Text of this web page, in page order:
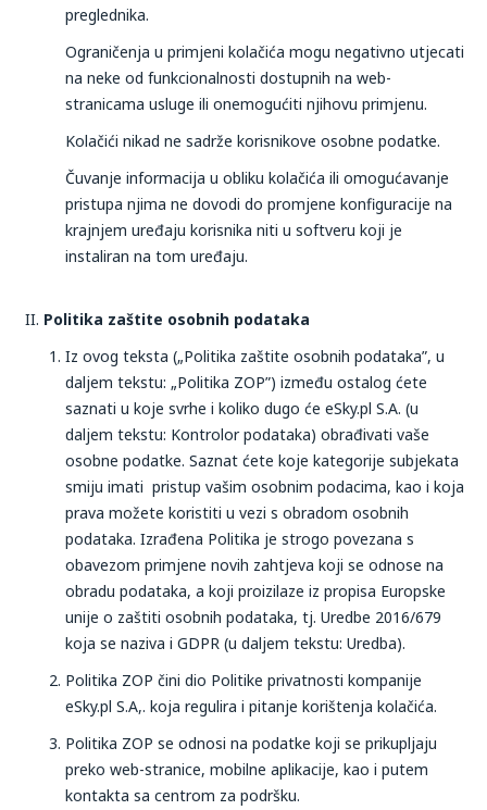
preglednika.
Ograničenja u primjeni kolačića mogu negativno utjecati
na neke od funkcionalnosti dostupnih na web-
stranicama usluge ili onemogućiti njihovu primjenu.
Kolačići nikad ne sadrže korisnikove osobne podatke.
Čuvanje informacija u obliku kolačića ili omogućavanje
pristupa njima ne dovodi do promjene konfiguracije na
krajnjem uređaju korisnika niti u softveru koji je
instaliran na tom uređaju.
Politika zaštite osobnih podataka​
Iz ovog teksta („Politika zaštite osobnih podataka”, u
daljem tekstu: „Politika ZOP”) između ostalog ćete
saznati u koje svrhe i koliko dugo će eSky.pl S.A. (u
daljem tekstu: Kontrolor podataka) obrađivati vaše
osobne podatke. Saznat ćete koje kategorije subjekata
smiju imati pristup vašim osobnim podacima, kao i koja
prava možete koristiti u vezi s obradom osobnih
podataka. Izrađena Politika je strogo povezana s
obavezom primjene novih zahtjeva koji se odnose na
obradu podataka, a koji proizilaze iz propisa Europske
unije o zaštiti osobnih podataka, tj. Uredbe 2016/679
koja se naziva i GDPR (u daljem tekstu: Uredba).
Politika ZOP čini dio Politike privatnosti kompanije
eSky.pl S.A,. koja regulira i pitanje korištenja kolačića.
Politika ZOP se odnosi na podatke koji se prikupljaju
preko web-stranice, mobilne aplikacije, kao i putem
kontakta sa centrom za podršku.